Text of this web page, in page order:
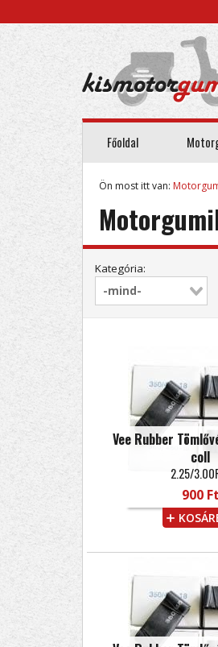
Főoldal
Ön most itt van:
Kategória:
Vee Rubber
coll
2.25/
900 Ft